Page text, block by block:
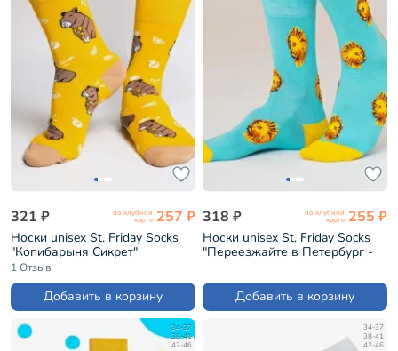
321 ₽ по клубной
карте 257 ₽
Носки unisex St. Friday Socks
"Копибарыня Сикрет"
(contest22-1298-08/10/02)
1 Отзыв
Добавить в корзину
318 ₽ по клубной
карте 255 ₽
Носки unisex St. Friday Socks
"Переезжайте в Петербург -
25/08/19)
Добавить в корзину
34-37
38-41
42-46
34-37
38-41
42-46